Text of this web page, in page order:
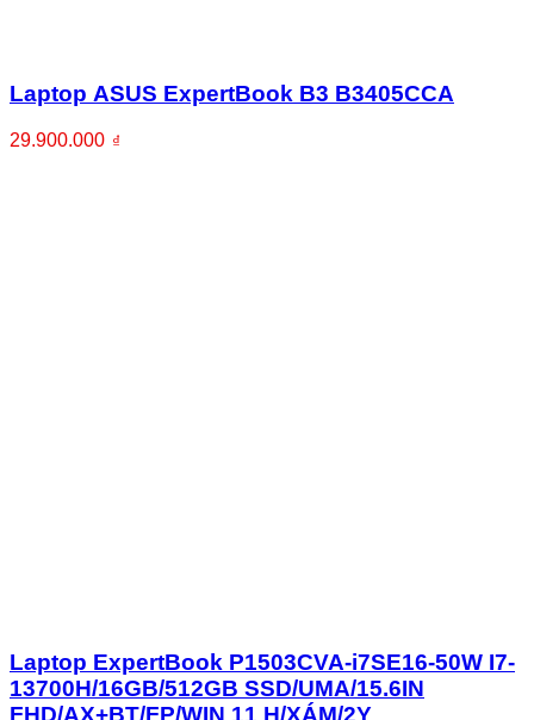
Laptop ASUS ExpertBook B3 B3405CCA
29.900.000 ₫
Laptop ExpertBook P1503CVA-i7SE16-50W I7-
13700H/16GB/512GB SSD/UMA/15.6IN